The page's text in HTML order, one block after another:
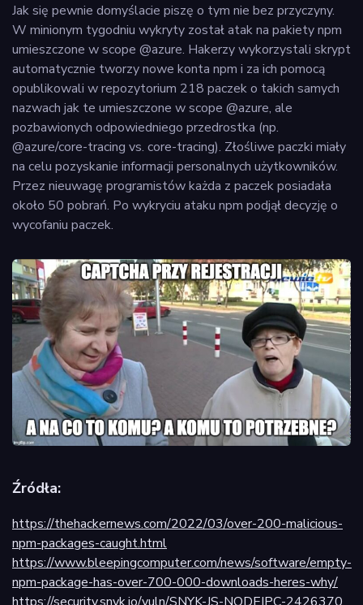
Jak się pewnie domyślacie piszę o tym nie bez przyczyny.
W minionym tygodniu wykryty został atak na pakiety npm
umieszczone w scope @azure. Hakerzy wykorzystali skrypt
automatycznie tworzy nowe konta npm i za ich pomocą
opublikowali w repozytorium 218 paczek o takich samych
nazwach jak te umieszczone w scope @azure, ale
pozbawionych odpowiedniego przedrostka (np.
@azure/core-tracing vs. core-tracing). Złośliwe paczki miały
na celu pozyskanie informacji personalnych użytkowników.
Przez nieuwagę programistów każda z paczek posiadała
około 50 pobrań. Po wykryciu ataku npm podjął decyzję o
wycofaniu paczek.
Źródła:
https://thehackernews.com/2022/03/over-200-malicious-
npm-packages-caught.html
https://www.bleepingcomputer.com/news/software/empty-
npm-package-has-over-700-000-downloads-heres-why/